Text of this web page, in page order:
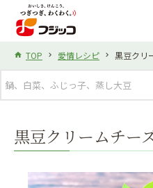
TOP 愛情レシピ 黒豆クリ
黒豆クリームチー